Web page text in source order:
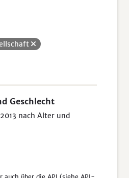
Geschlecht
nach Alter und